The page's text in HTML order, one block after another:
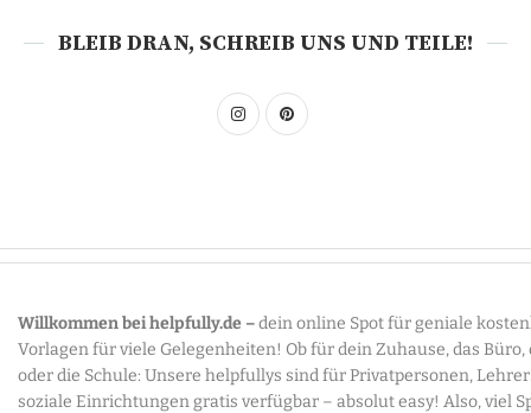
BLEIB DRAN, SCHREIB UNS UND TEILE!
Willkommen bei helpfully.de –dein online Spot für geniale
Vorlagen für viele Gelegenheiten! Ob für dein Zuhause, das Büro,
oder die Schule: Unsere helpfullys sind für Privatpersonen,
soziale Einrichtungen gratis verfügbar – absolut easy! Also, viel